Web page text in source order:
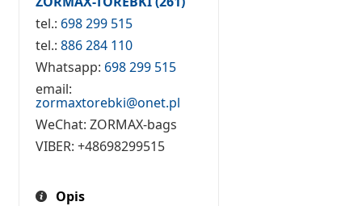
tel.: 698 299 515
tel.:886 284 110
Whatsapp: 698 299 515
email:
zormaxtorebki@onet.pl
WeChat:ZORMAX-bags
VIBER:+48698299515
Opis